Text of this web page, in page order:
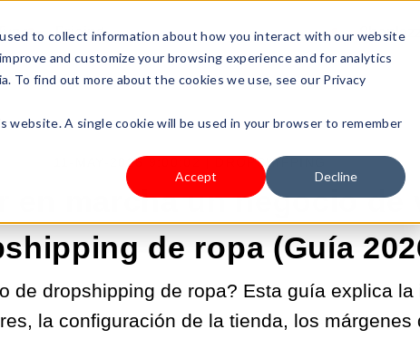
to collect information about how you interact with our website
and customize your browsing experience and for analytics
To find out more about the cookies we use, see our Privacy
A single cookie will be used in your browser to remember
Accept Decline
Pricing
11-MAY-2026 9:00:02 | DROPSHIPPING
en marcha un negocio de
de ropa (Guía
de dropshipping de ropa? Esta guía explica
la configuración de la tienda, los márgenes